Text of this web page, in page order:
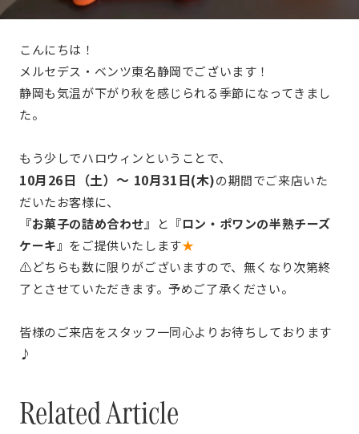
こんにちは！
メルセデス・ベンツ東名静岡でございます！
静岡も気温が下がり秋を感じられる季節になってきまし
た。
もう少しでハロウィンということで、
10月26日（土）〜 10月31日(木)の期間でご来店いた
だいたお客様に、
『お菓子の詰め合わせ』
と『ロン・ポワンの半熟チーズ
ケーキ』 をご提供いたします★
⚠️どちらも数に限りがございますので、無くなり次第終
了とさせていただきます。予めご了承ください。
皆様のご来店をスタッフ一同心よりお待ちしております
♪
Related Article